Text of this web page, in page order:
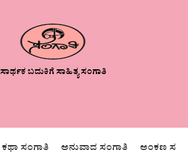
ಸಾರ್ಥಕ ಬದುಕಿಗೆ ಸಾಹಿತ್ಯ ಸಂಗಾತಿ
ಕಥಾ ಸಂಗಾತಿ ಅನುವಾದ ಸಂಗಾತಿ ಅಂಕಣ